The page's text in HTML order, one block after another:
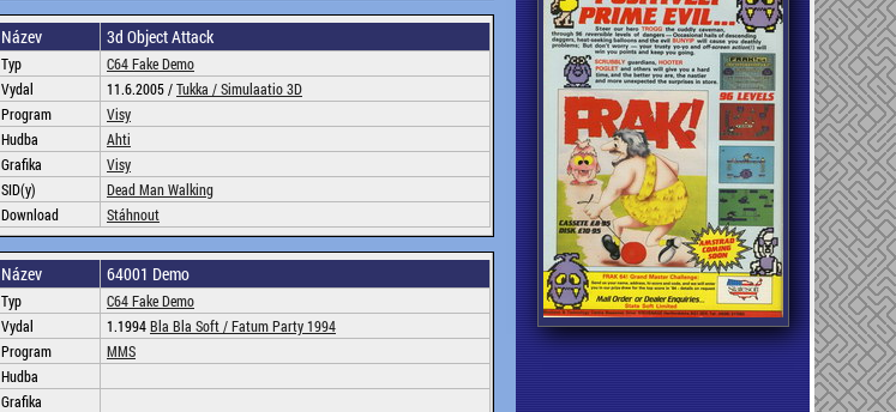
Název 3d Object Attack
Typ
C64 Fake Demo
Vydal
11.6.2005 /Tukka /Simulaatio 3D
Program
Visy
Hudba
Ahti
Grafika
Visy
SID(y)
Dead Man Walking
Download
Stáhnout
Název 64001 Demo
Typ
C64 Fake Demo
Vydal
1.1994Bla Bla Soft /Fatum Party 1994
Program
MMS
Hudba
Grafika